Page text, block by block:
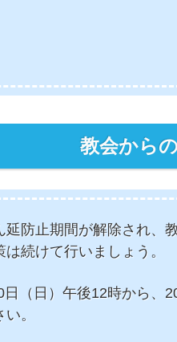
教会から
延防止期間が解除され、
続けて行いましょう。
日（日）午後12時から、
。